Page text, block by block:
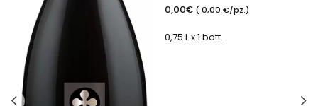
0,00€ ( 0,00 €/pz.)
0,75 L x 1 bott.